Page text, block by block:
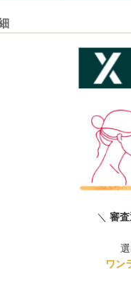
＼ 審
ワン